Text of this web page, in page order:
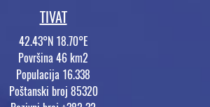
TIVAT
42.43°N 18.70°E
Površina 46 km2
Populacija 16.338
Poštanski broj 85320